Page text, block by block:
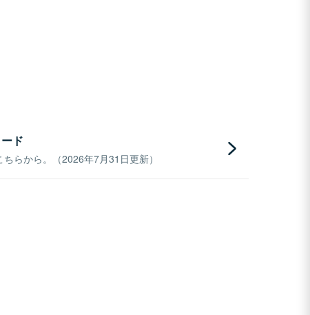
ド
らから。（2026年7月31日更新）